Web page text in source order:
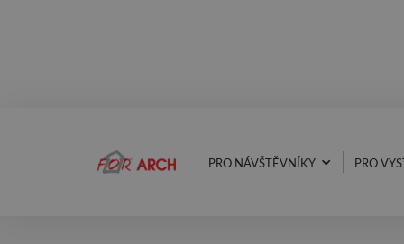
PRO NÁVŠTĚVNÍKY PRO